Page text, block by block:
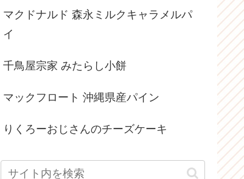
マクドナルド 森永ミルクキャラメルパ
イ
千鳥屋宗家 みたらし小餅
マックフロート 沖縄県産パイン
りくろーおじさんのチーズケーキ